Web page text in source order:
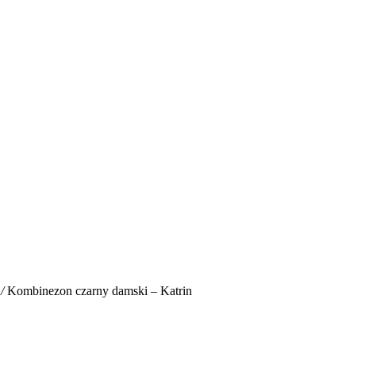
/Kombinezon czarny damski – Katrin